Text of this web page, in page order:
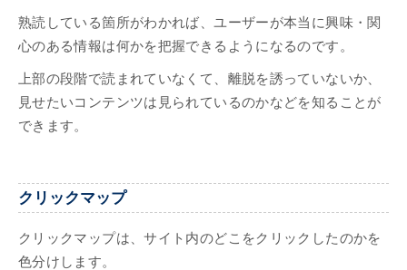
熟読している箇所がわかれば、ユーザーが本当に興味・関
心のある情報は何かを把握できるようになるのです。
上部の段階で読まれていなくて、離脱を誘っていないか、
見せたいコンテンツは見られているのかなどを知ることが
できます。
クリックマップ
クリックマップは、サイト内のどこをクリックしたのかを
色分けします。